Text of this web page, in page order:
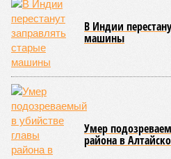
В Индии
машины
Умер
района в